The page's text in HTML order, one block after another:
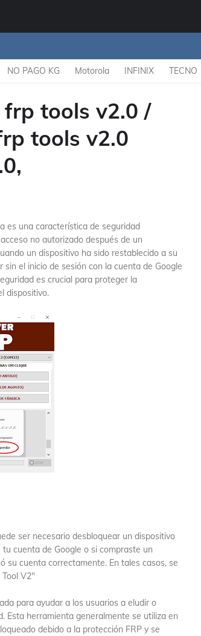
NO PAGO KG Motorola INFINIX TECNO
tools v2.0 /
tools v2.0
es una característica de seguridad
no autorizado después de un
un dispositivo ha sido restablecido a su
el inicio de sesión con la cuenta de Google
es crucial para proteger la
dispositivo.
ser necesario desbloquear un dispositivo
cuenta de Google o si compraste un
su cuenta correctamente. En tales casos, se
V2"
para ayudar a los usuarios a eludir o
Esta herramienta generalmente se utiliza en
debido a la protección FRP y se